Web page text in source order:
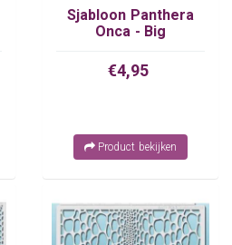
Sjabloon Panthera
Onca - Big
€4,95
Product bekijken